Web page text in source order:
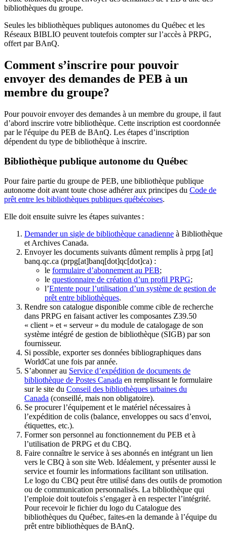
bibliothèques du groupe.
Seules les bibliothèques publiques autonomes du Québec et les
Réseaux BIBLIO peuvent toutefois compter sur l’accès à PRPG,
offert par BAnQ.
Comment s’inscrire pour pouvoir
envoyer des demandes de PEB à un
membre du groupe?
Pour pouvoir envoyer des demandes à un membre du groupe, il faut
d’abord inscrire votre bibliothèque. Cette inscription est coordonnée
par le l'équipe du PEB de BAnQ. Les étapes d’inscription
dépendent du type de bibliothèque à inscrire.
Bibliothèque publique autonome du Québec
Pour faire partie du groupe de PEB, une bibliothèque publique
autonome doit avant toute chose adhérer aux principes du Code de
prêt entre les bibliothèques publiques québécoises.
Elle doit ensuite suivre les étapes suivantes :
Demander un sigle de bibliothèque canadienne à Bibliothèque
et Archives Canada.
Envoyer les documents suivants dûment remplis à prpg [at]
banq.qc.ca (prpg[at]banq[dot]qc[dot]ca) :
le formulaire d’abonnement au PEB;
le questionnaire de création d’un profil PRPG;
l’Entente pour l’utilisation d’un système de gestion de
prêt entre bibliothèques.
Rendre son catalogue disponible comme cible de recherche
dans PRPG en faisant activer les composantes Z39.50
« client » et « serveur » du module de catalogage de son
système intégré de gestion de bibliothèque (SIGB) par son
fournisseur.
Si possible, exporter ses données bibliographiques dans
WorldCat une fois par année.
S’abonner au Service d’expédition de documents de
bibliothèque de Postes Canada en remplissant le formulaire
sur le site du Conseil des bibliothèques urbaines du
Canada (conseillé, mais non obligatoire).
Se procurer l’équipement et le matériel nécessaires à
l’expédition de colis (balance, enveloppes ou sacs d’envoi,
étiquettes, etc.).
Former son personnel au fonctionnement du PEB et à
l’utilisation de PRPG et du CBQ.
Faire connaître le service à ses abonnés en intégrant un lien
vers le CBQ à son site Web. Idéalement, y présenter aussi le
service et fournir les informations facilitant son utilisation.
Le logo du CBQ peut être utilisé dans des outils de promotion
ou de communication personnalisés. La bibliothèque qui
l’emploie doit toutefois s’engager à en respecter l’intégrité.
Pour recevoir le fichier du logo du Catalogue des
bibliothèques du Québec, faites-en la demande à l’équipe du
prêt entre bibliothèques de BAnQ.